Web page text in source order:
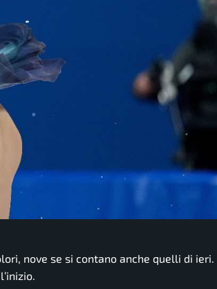
nove se si contano anche quelli di